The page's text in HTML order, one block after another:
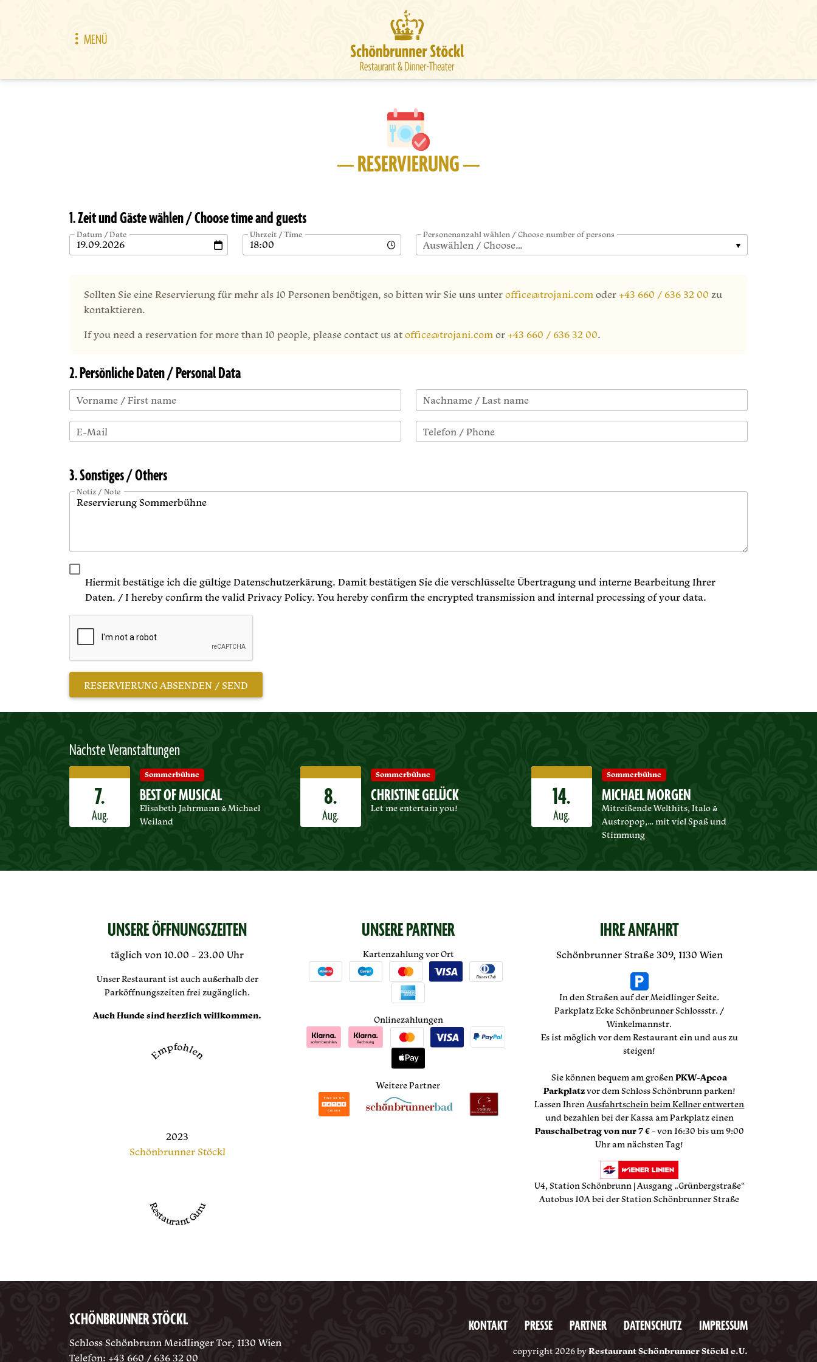
MENÜ
— RESERVIERUNG —
1. Zeit und Gäste wählen / Choose time and guests
Datum / Date Uhrzeit / Time Personenanzahl wählen / Choose number of persons
Auswählen / Choose…
Sollten Sie eine Reservierung für mehr als 10 Personen benötigen, so bitten wir Sie uns unter office@trojani.com oder +43 660 / 636 32 00 zu
kontaktieren.
If you need a reservation for more than 10 people, please contact us at office@trojani.com or +43 660 / 636 32 00.
2. Persönliche Daten / Personal Data
Vorname / First name Nachname / Last name
E-Mail Telefon / Phone
3. Sonstiges / Others
Notiz / Note
Hiermit bestätige ich die gültige Datenschutzerkärung. Damit bestätigen Sie die verschlüsselte Übertragung und interne Bearbeitung Ihrer
Daten. / I hereby confirm the valid Privacy Policy. You hereby confirm the encrypted transmission and internal processing of your data.
Nächste Veranstaltungen
7.
Aug.
Sommerbühne
BEST OF MUSICAL
Elisabeth Jahrmann & Michael
Weiland
8.
Aug.
Sommerbühne
CHRISTINE GELÜCK
Let me entertain you! 14.
Aug.
Sommerbühne
MICHAEL MORGEN
Mitreißende Welthits, Italo &
Austropop,… mit viel Spaß und
Stimmung
UNSERE ÖFFNUNGSZEITEN
täglich von 10.00 - 23.00 Uhr
Unser Restaurant ist auch außerhalb der
Parköffnungszeiten frei zugänglich.
Auch Hunde sind herzlich willkommen.
Empfohlen
2023
Schönbrunner Stöckl
Restaurant Guru
UNSERE PARTNER
Kartenzahlung vor Ort
Onlinezahlungen
Weitere Partner
IHRE ANFAHRT
Schönbrunner Straße 309, 1130 Wien
In den Straßen auf der Meidlinger Seite.
Parkplatz Ecke Schönbrunner Schlossstr. /
Winkelmannstr.
Es ist möglich vor dem Restaurant ein und aus zu
steigen!
Sie können bequem am großenPKW-Apcoa
Parkplatzvor dem Schloss Schönbrunn parken!
Lassen IhrenAusfahrtschein beim Kellner entwerten
und bezahlen bei der Kassa am Parkplatz einen
Pauschalbetrag von nur 7 €- von 16:30 bis um 9:00
Uhr am nächsten Tag!
U4, Station Schönbrunn | Ausgang „Grünbergstraße“
Autobus 10A bei der Station Schönbrunner Straße
SCHÖNBRUNNER STÖCKL
Schloss Schönbrunn Meidlinger Tor, 1130 Wien
Telefon: +43 660 / 636 32 00
KONTAKT PRESSE PARTNER DATENSCHUTZ IMPRESSUM
copyright 2026 byRestaurant Schönbrunner Stöckl e.U.